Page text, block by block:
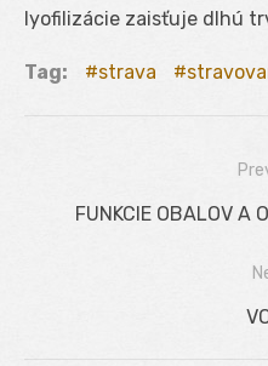
lyofilizácie zaisťuje dlhú
Tag: strava
Navigácia
Previous
FUNKCIE OBALOV A